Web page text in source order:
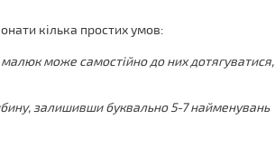
кілька простих умов:
малюк може самостійно до них дотягуватися,
залишивши буквально 5-7 найменувань